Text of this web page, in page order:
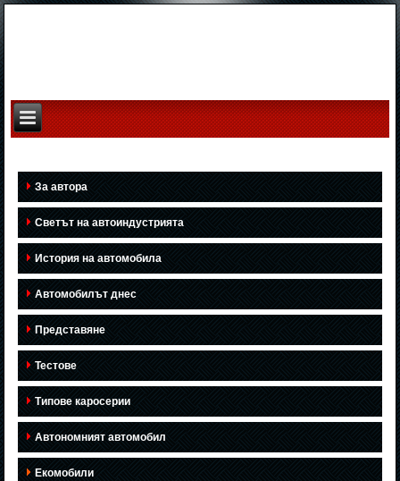
За автора
Светът на автоиндустрията
История на автомобила
Автомобилът днес
Представяне
Тестове
Типове каросерии
Автономният автомобил
Екомобили